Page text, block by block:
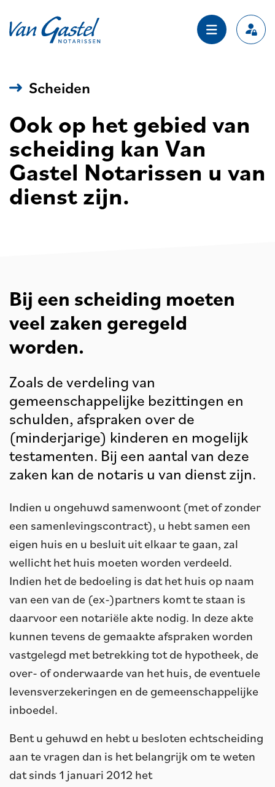
Navigation
Scheiden
Ook op het gebied van
scheiding kan Van
Gastel Notarissen u van
dienst zijn.
Bij een scheiding moeten
veel zaken geregeld
worden.
Zoals de verdeling van
gemeenschappelijke bezittingen en
schulden, afspraken over de
(minderjarige) kinderen en mogelijk
testamenten. Bij een aantal van deze
zaken kan de notaris u van dienst zijn.
Indien u ongehuwd samenwoont (met of zonder
een samenlevingscontract), u hebt samen een
eigen huis en u besluit uit elkaar te gaan, zal
wellicht het huis moeten worden verdeeld.
Indien het de bedoeling is dat het huis op naam
van een van de (ex-)partners komt te staan is
daarvoor een notariële akte nodig. In deze akte
kunnen tevens de gemaakte afspraken worden
vastgelegd met betrekking tot de hypotheek, de
over- of onderwaarde van het huis, de eventuele
levensverzekeringen en de gemeenschappelijke
inboedel.
Bent u gehuwd en hebt u besloten echtscheiding
aan te vragen dan is het belangrijk om te weten
dat sinds 1 januari 2012 het